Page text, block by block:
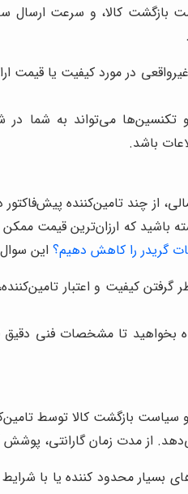
بازگشت کالا، و سرعت ارسال
در مورد کیفیت یا
و تکنسین‌ها می‌تواند به شما
باشد.
از چند تامین‌کننده
باشید که ارزان‌ترین قیمت
گریدر را کاهش دهیم؟این
کیفیت و اعتبار
بخواهید تا مشخصات فنی دقیق
و سیاست بازگشت کالا توسط
از مدت زمان گارانتی، پوشش
بسیار محدود کننده یا با